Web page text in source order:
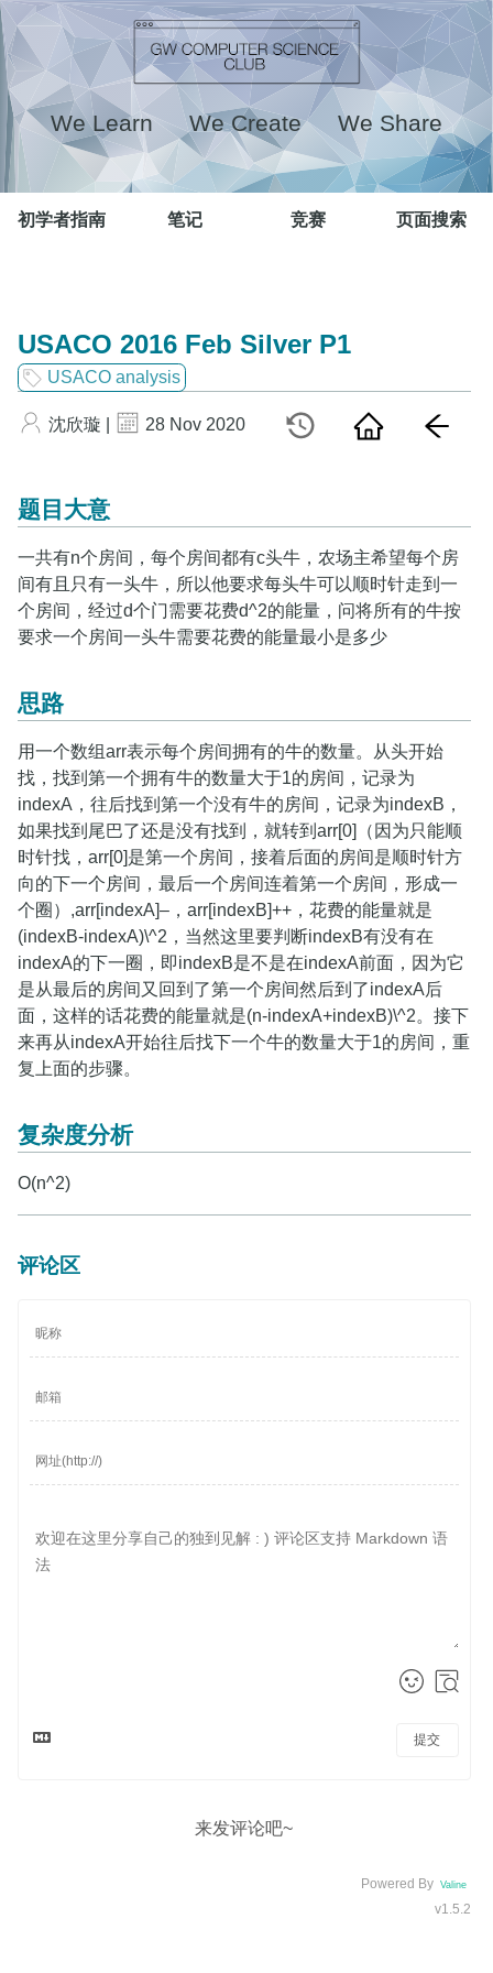
We Learn We Create We Share
初学者指南 笔记 竞赛 页面搜索
USACO 2016 Feb Silver P1
USACO analysis
沈欣璇 | 28 Nov 2020
题目大意
一共有n个房间，每个房间都有c头牛，农场主希望每个房
间有且只有一头牛，所以他要求每头牛可以顺时针走到一
个房间，经过d个门需要花费d^2的能量，问将所有的牛按
要求一个房间一头牛需要花费的能量最小是多少
思路
用一个数组arr表示每个房间拥有的牛的数量。从头开始
找，找到第一个拥有牛的数量大于1的房间，记录为
indexA，往后找到第一个没有牛的房间，记录为indexB，
如果找到尾巴了还是没有找到，就转到arr[0]（因为只能顺
时针找，arr[0]是第一个房间，接着后面的房间是顺时针方
向的下一个房间，最后一个房间连着第一个房间，形成一
个圈）,arr[indexA]–，arr[indexB]++，花费的能量就是
(indexB-indexA)\^2，当然这里要判断indexB有没有在
indexA的下一圈，即indexB是不是在indexA前面，因为它
是从最后的房间又回到了第一个房间然后到了indexA后
面，这样的话花费的能量就是(n-indexA+indexB)\^2。接下
来再从indexA开始往后找下一个牛的数量大于1的房间，重
复上面的步骤。
复杂度分析
O(n^2)
评论区
提交
来发评论吧~
Powered By Valine
v1.5.2